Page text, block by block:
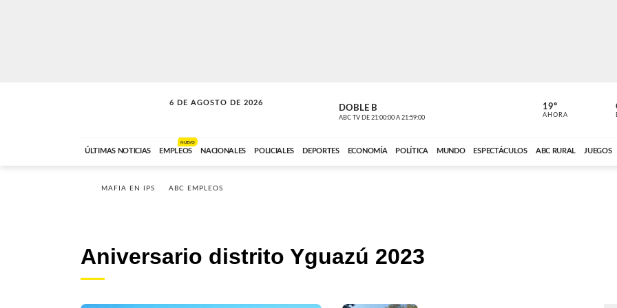
6 DE AGOSTO DE 2026
SOLO MÚSICA DOBLE B
ABC TV DE 21:00:00 A 21:59:00
DE TODO
ABC CARDINAL
19º
AHORA
ÚLTIMAS NOTICIAS EMPLEOS
NUEVO
NACIONALES POLICIALES DEPORTES ECONOMÍA POLÍTICA MUNDO ESPECTÁCULOS ABC RURAL JUEGOS
MAFIA EN IPS ABC EMPLEOS
Aniversario distrito Yguazú 2023